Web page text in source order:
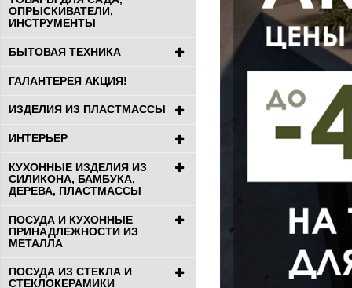
ОПРЫСКИВАТЕЛИ,
ИНСТРУМЕНТЫ
БЫТОВАЯ ТЕХНИКА
ГАЛАНТЕРЕЯ АКЦИЯ!
ИЗДЕЛИЯ ИЗ ПЛАСТМАССЫ
ИНТЕРЬЕР
КУХОННЫЕ ИЗДЕЛИЯ ИЗ
СИЛИКОНА, БАМБУКА,
ДЕРЕВА, ПЛАСТМАССЫ
ПОСУДА И КУХОННЫЕ
ПРИНАДЛЕЖНОСТИ ИЗ
МЕТАЛЛА
ПОСУДА ИЗ СТЕКЛА И
СТЕКЛОКЕРАМИКИ